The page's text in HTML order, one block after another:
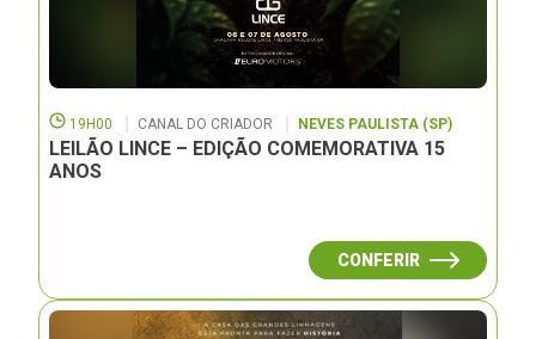
19H00 CANAL DO CRIADOR NEVES PAULISTA (SP)
LEILÃO LINCE – EDIÇÃO COMEMORATIVA 15
ANOS
CONFERIR